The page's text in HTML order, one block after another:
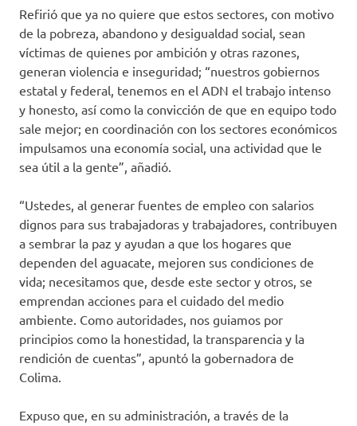
Refirió que ya no quiere que estos sectores, con motivo
de la pobreza, abandono y desigualdad social, sean
víctimas de quienes por ambición y otras razones,
generan violencia e inseguridad; “nuestros gobiernos
estatal y federal, tenemos en el ADN el trabajo intenso
y honesto, así como la convicción de que en equipo todo
sale mejor; en coordinación con los sectores económicos
impulsamos una economía social, una actividad que le
sea útil a la gente”, añadió.
“Ustedes, al generar fuentes de empleo con salarios
dignos para sus trabajadoras y trabajadores, contribuyen
a sembrar la paz y ayudan a que los hogares que
dependen del aguacate, mejoren sus condiciones de
vida; necesitamos que, desde este sector y otros, se
emprendan acciones para el cuidado del medio
ambiente. Como autoridades, nos guiamos por
principios como la honestidad, la transparencia y la
rendición de cuentas”, apuntó la gobernadora de
Colima.
Expuso que, en su administración, a través de la